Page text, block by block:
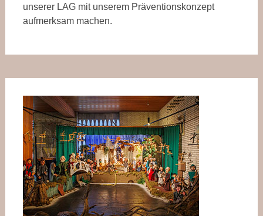
unserer LAG mit unserem Präventionskonzept
aufmerksam machen.